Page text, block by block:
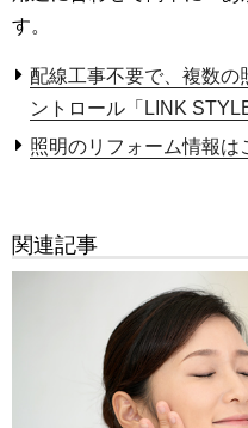
す。
配線工事不要で、複数の
ントロール「LINK
照明のリフォーム情報は
関連記事